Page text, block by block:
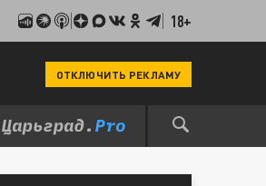
18+
ОТКЛЮЧИТЬ РЕКЛАМУ